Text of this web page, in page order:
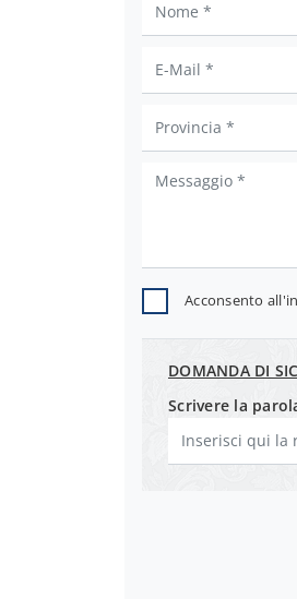
Acconsento
DOMANDA DI
Scrivere la